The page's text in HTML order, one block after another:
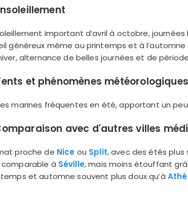
important d’avril à octobre,
généreux même au printemps et à l’automne
alternance de belles journées et de
et phénomènes météorologiques
marines fréquentes en été, apportant un
avec d'autres villes
proche de Nice ou Split, avec des étés plus
comparable à Séville, mais moins étouffant
et automne souvent plus doux qu’à